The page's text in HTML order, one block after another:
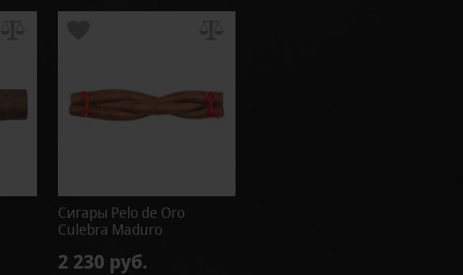
Сигары Pelo de Oro
Culebra Maduro
2 230 руб.